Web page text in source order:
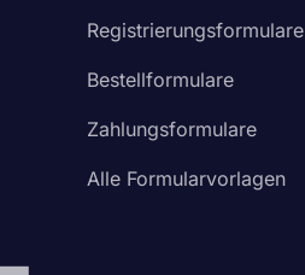
Registrierungsformulare
Bestellformulare
Zahlungsformulare
Alle Formularvorlagen